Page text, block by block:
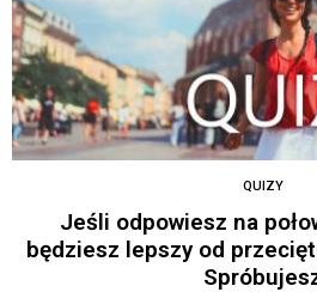
QUIZY
Jeśli odpowiesz na
będziesz lepszy od